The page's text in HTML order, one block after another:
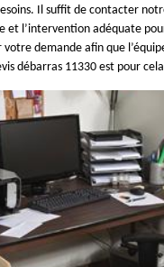
Il suffit de contacter
et l’intervention adéquate
votre demande afin que
débarras 11330 est pour